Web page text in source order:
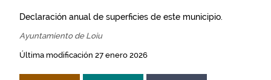
Declaración anual de superficies de este municipio.
Ayuntamiento de Loiu
Última modificación 27 enero 2026